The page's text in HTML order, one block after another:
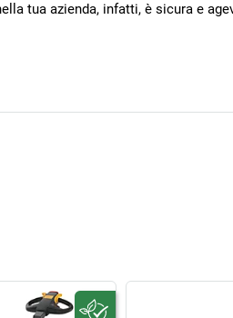
tua azienda, infatti, è sicura e